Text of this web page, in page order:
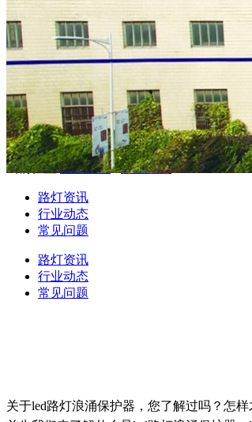
当前位置: 公司新闻-行业动态
路灯资讯
行业动态
常见问题
路灯资讯
行业动态
常见问题
关于led路灯浪涌保护器，您了解过吗？怎